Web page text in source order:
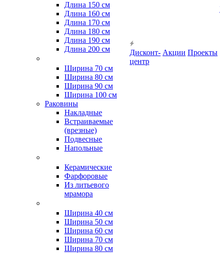
Длина 150 см
Длина 160 см
Длина 170 см
Длина 180 см
Длина 190 см
Длина 200 см
Ширина 70 см
Ширина 80 см
Ширина 90 см
Ширина 100 см
Раковины
Накладные
Встраиваемые
(врезные)
Подвесные
Напольные
Керамические
Фарфоровые
Из литьевого
мрамора
Ширина 40 см
Ширина 50 см
Ширина 60 см
Ширина 70 см
Ширина 80 см
Дисконт-
центр
Акции Проекты